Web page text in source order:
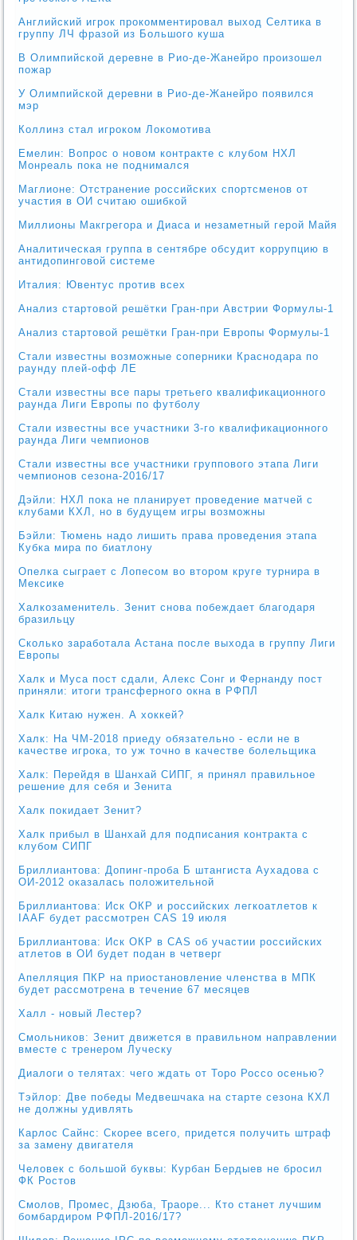
Английский игрок прокомментировал выход Селтика в
группу ЛЧ фразой из Большого куша
В Олимпийской деревне в Рио-де-Жанейро произошел
пожар
У Олимпийской деревни в Рио-де-Жанейро появился
мэр
Коллинз стал игроком Локомотива
Емелин: Вопрос о новом контракте с клубом НХЛ
Монреаль пока не поднимался
Маглионе: Отстранение российских спортсменов от
участия в ОИ считаю ошибкой
Миллионы Макгрегора и Диаса и незаметный герой Майя
Аналитическая группа в сентябре обсудит коррупцию в
антидопинговой системе
Италия: Ювентус против всех
Анализ стартовой решётки Гран-при Австрии Формулы-1
Анализ стартовой решётки Гран-при Европы Формулы-1
Стали известны возможные соперники Краснодара по
раунду плей-офф ЛЕ
Стали известны все пары третьего квалификационного
раунда Лиги Европы по футболу
Стали известны все участники 3-го квалификационного
раунда Лиги чемпионов
Стали известны все участники группового этапа Лиги
чемпионов сезона-2016/17
Дэйли: НХЛ пока не планирует проведение матчей с
клубами КХЛ, но в будущем игры возможны
Бэйли: Тюмень надо лишить права проведения этапа
Кубка мира по биатлону
Опелка сыграет с Лопесом во втором круге турнира в
Мексике
Халкозаменитель. Зенит снова побеждает благодаря
бразильцу
Сколько заработала Астана после выхода в группу Лиги
Европы
Халк и Муса пост сдали, Алекс Сонг и Фернанду пост
приняли: итоги трансферного окна в РФПЛ
Халк Китаю нужен. А хоккей?
Халк: На ЧМ-2018 приеду обязательно - если не в
качестве игрока, то уж точно в качестве болельщика
Халк: Перейдя в Шанхай СИПГ, я принял правильное
решение для себя и Зенита
Халк покидает Зенит?
Халк прибыл в Шанхай для подписания контракта с
клубом СИПГ
Бриллиантова: Допинг-проба Б штангиста Аухадова с
ОИ-2012 оказалась положительной
Бриллиантова: Иск ОКР и российских легкоатлетов к
IAAF будет рассмотрен CAS 19 июля
Бриллиантова: Иск ОКР в CAS об участии российских
атлетов в ОИ будет подан в четверг
Апелляция ПКР на приостановление членства в МПК
будет рассмотрена в течение 67 месяцев
Халл - новый Лестер?
Смольников: Зенит движется в правильном направлении
вместе с тренером Луческу
Диалоги о телятах: чего ждать от Торо Россо осенью?
Тэйлор: Две победы Медвешчака на старте сезона КХЛ
не должны удивлять
Карлос Сайнс: Скорее всего, придется получить штраф
за замену двигателя
Человек с большой буквы: Курбан Бердыев не бросил
ФК Ростов
Смолов, Промес, Дзюба, Траоре... Кто станет лучшим
бомбардиром РФПЛ-2016/17?